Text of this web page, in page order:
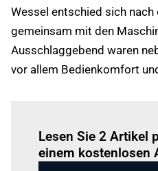
Wessel entschied sich nach
gemeinsam mit den
Ausschlaggebend waren
vor allem Bedienkomfort
Lesen Sie 2 Artikel
einem kostenlosen